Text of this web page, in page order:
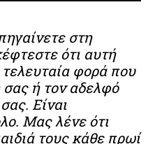
στη
ότι αυτή
τελευταία φορά που
ή τον αδελφό
Είναι
Μας λένε ότι
τους κάθε πρωί